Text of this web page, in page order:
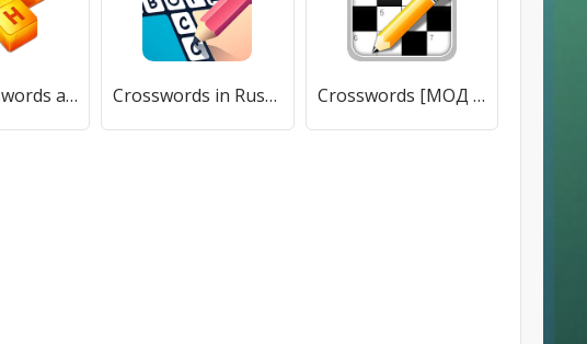
Daily Crosswords and Codewords [МОД Unlocked] APK Android Crosswords in Russian language [МОД Бесконечные монеты] APK Android Crosswords [МОД Меню] APK Android